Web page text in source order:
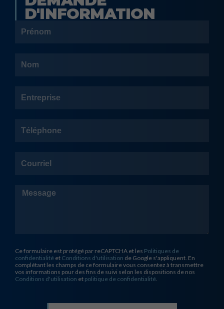
D'INFORMATION
Message
Ce formulaire est protégé par reCAPTCHA et les Politiques de
confidentialité et Conditions d'utilisation de Google s'appliquent. En
complétant les champs de ce formulaire vous consentez à transmettre
vos informations pour des fins de suivi selon les dispositions de nos
Conditions d'utilisation et politique de confidentialité